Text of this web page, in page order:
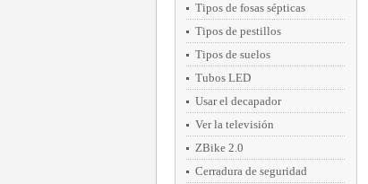
Tipos de fosas sépticas
Tipos de pestillos
Tipos de suelos
Tubos LED
Usar el decapador
Ver la televisión
ZBike 2.0
Cerradura de seguridad